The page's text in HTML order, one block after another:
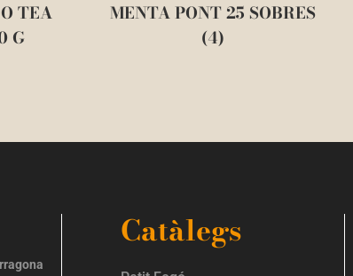
TEA
G
MENTA PONT 25 SOBRES
(4)
Catàlegs